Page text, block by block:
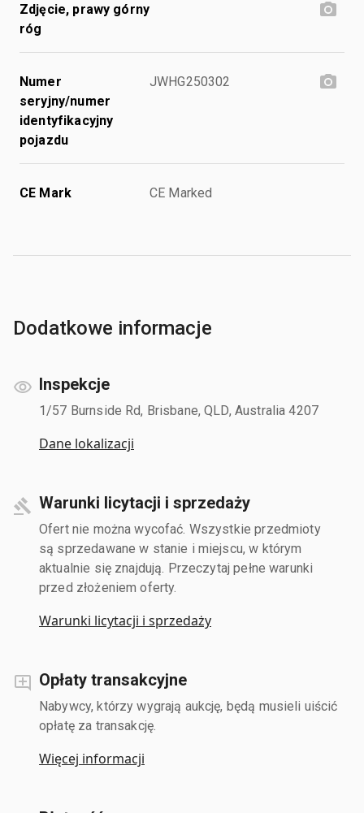
Zdjęcie, prawy górny
róg
Numer
seryjny/numer
identyfikacyjny
pojazdu
JWHG250302
CE Mark CE Marked
Dodatkowe informacje
Inspekcje
1/57 Burnside Rd, Brisbane, QLD, Australia 4207
Dane lokalizacji
Warunki licytacji i sprzedaży
Ofert nie można wycofać. Wszystkie przedmioty
są sprzedawane w stanie i miejscu, w którym
aktualnie się znajdują. Przeczytaj pełne warunki
przed złożeniem oferty.
Warunki licytacji i sprzedaży
Opłaty transakcyjne
Nabywcy, którzy wygrają aukcję, będą musieli uiścić
opłatę za transakcję.
Więcej informacji